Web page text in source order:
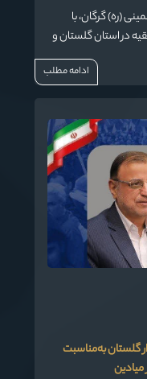
(ره) گرگان، با
در استان گلستان و
ایشان در این
و حساس طلبگی،
ادامه مطلب
گلستان به‌مناسبت